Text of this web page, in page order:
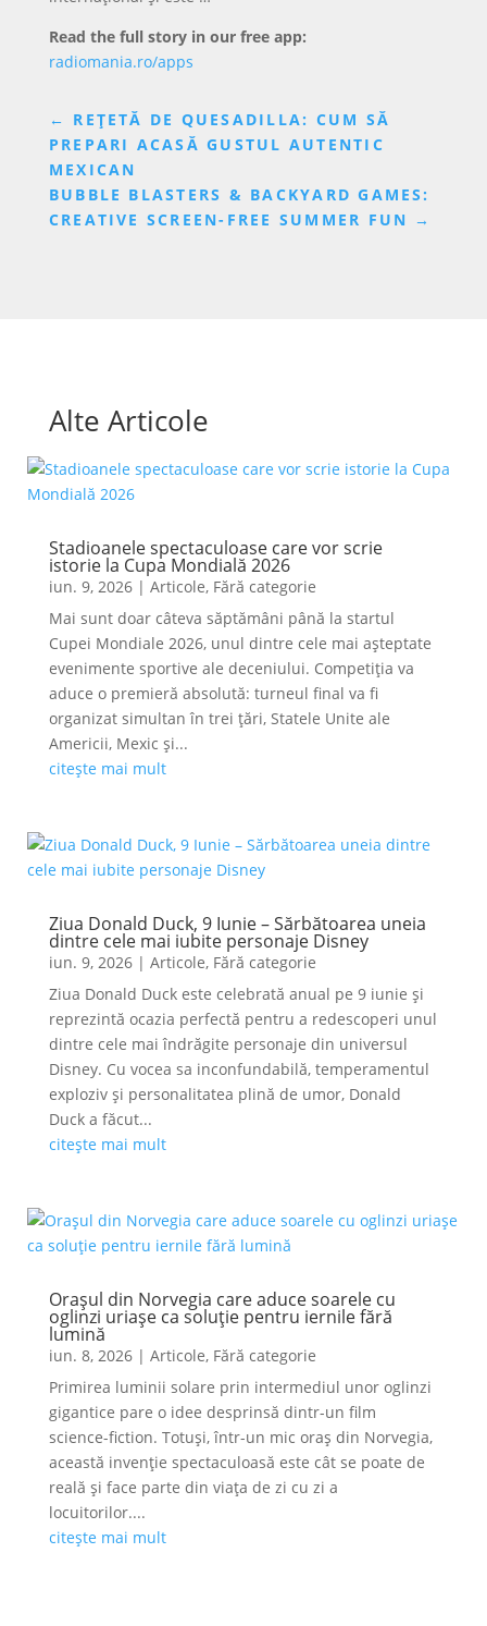
Read the full story in our free app:
radiomania.ro/apps
← REȚETĂ DE QUESADILLA: CUM SĂ
PREPARI ACASĂ GUSTUL AUTENTIC
MEXICAN
BUBBLE BLASTERS & BACKYARD GAMES:
CREATIVE SCREEN-FREE SUMMER FUN →
Alte Articole
Stadioanele spectaculoase care vor scrie
istorie la Cupa Mondială 2026
iun. 9, 2026| Articole, Fără categorie
Mai sunt doar câteva săptămâni până la startul
Cupei Mondiale 2026, unul dintre cele mai așteptate
evenimente sportive ale deceniului. Competiția va
aduce o premieră absolută: turneul final va fi
organizat simultan în trei țări, Statele Unite ale
Americii, Mexic și...
citește mai mult
Ziua Donald Duck, 9 Iunie – Sărbătoarea uneia
dintre cele mai iubite personaje Disney
iun. 9, 2026| Articole, Fără categorie
Ziua Donald Duck este celebrată anual pe 9 iunie și
reprezintă ocazia perfectă pentru a redescoperi unul
dintre cele mai îndrăgite personaje din universul
Disney. Cu vocea sa inconfundabilă, temperamentul
exploziv și personalitatea plină de umor, Donald
Duck a făcut...
citește mai mult
Orașul din Norvegia care aduce soarele cu
oglinzi uriașe ca soluție pentru iernile fără
lumină
iun. 8, 2026| Articole, Fără categorie
Primirea luminii solare prin intermediul unor oglinzi
gigantice pare o idee desprinsă dintr-un film
science-fiction. Totuși, într-un mic oraș din Norvegia,
această invenție spectaculoasă este cât se poate de
reală și face parte din viața de zi cu zi a
locuitorilor....
citește mai mult